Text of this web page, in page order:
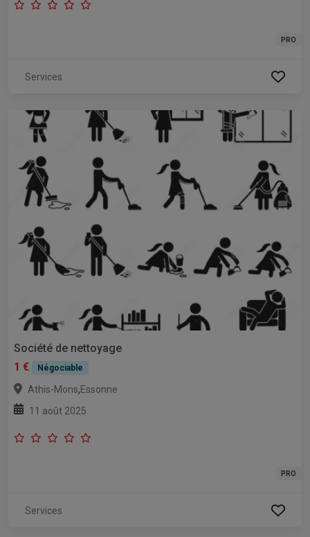
PRO
Services
Société de nettoyage
1 €
Négociable
Athis-Mons,Essonne
11 août 2025
PRO
Services